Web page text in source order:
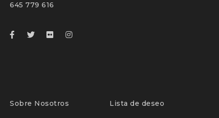
645 779 616
Sobre Nosotros Lista de deseo